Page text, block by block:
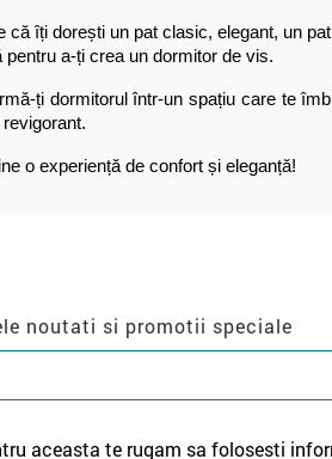
că îți dorești un pat clasic, elegant, un
a-ți crea un dormitor de vis.
ți dormitorul într-un spațiu care te
o experiență de confort și eleganță!
noutati si promotii speciale
aceasta te rugam sa folosesti